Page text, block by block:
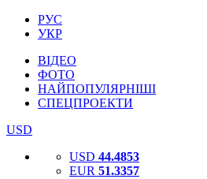
РУС
УКР
ВІДЕО
ФОТО
НАЙПОПУЛЯРНІШІ
СПЕЦПРОЕКТИ
USD
USD 44.4853
EUR 51.3357